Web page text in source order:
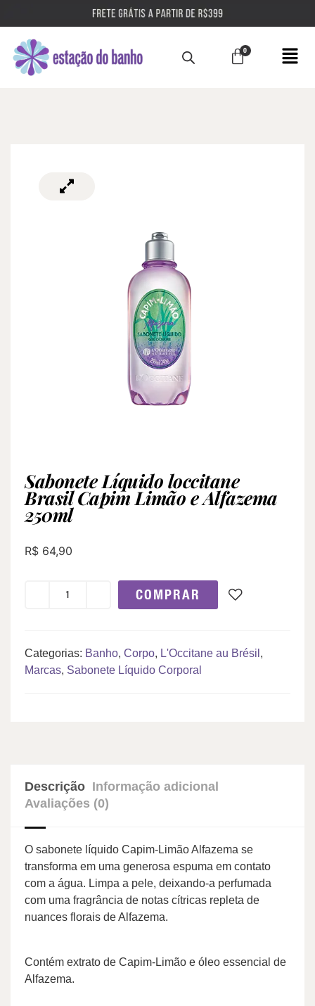
Sabonete Líquido loccitane
Brasil Capim Limão e Alfazema
250ml
R$ 64,90
COMPRAR
Categorias: Banho, Corpo, L'Occitane au Brésil ,
Marcas, Sabonete Líquido Corporal
Descrição Informação adicional
Avaliações (0)
O sabonete líquido Capim-Limão Alfazema se
transforma em uma generosa espuma em contato
com a água. Limpa a pele, deixando-a perfumada
com uma fragrância de notas cítricas repleta de
nuances florais de Alfazema.
Contém extrato de Capim-Limão e óleo essencial de
Alfazema.